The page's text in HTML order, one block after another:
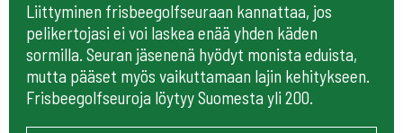
Liittyminen frisbeegolfseuraan kannattaa, jos
pelikertojasi ei voi laskea enää yhden käden
sormilla. Seuran jäsenenä hyödyt monista eduista,
mutta pääset myös vaikuttamaan lajin kehitykseen.
Frisbeegolfseuroja löytyy Suomesta yli 200.